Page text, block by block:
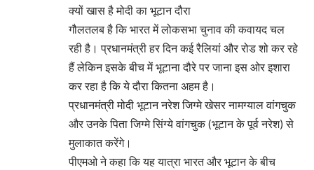
क्यों खास है मोदी का भूटान दौरा
गौलतलब है कि भारत में लोकसभा चुनाव की कवायद चल
रही है। प्रधानमंत्री हर दिन कई रैलियां और रोड शो कर रहे
हैं लेकिन इसके बीच में भूटाना दौरे पर जाना इस ओर इशारा
कर रहा है कि ये दौरा कितना अहम है।
प्रधानमंत्री मोदी भूटान नरेश जिग्मे खेसर नामग्याल वांगचुक
और उनके पिता जिग्मे सिंग्ये वांगचुक (भूटान के पूर्व नरेश) से
मुलाकात करेंगे।
पीएमओ ने कहा कि यह यात्रा भारत और भूटान के बीच